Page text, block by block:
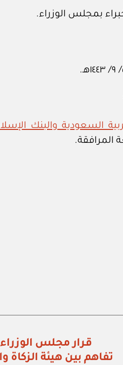
السعودية والبنك
تفاهم بين هيئة الزكاة